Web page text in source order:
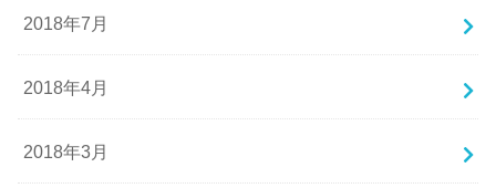
2018年7月
2018年4月
2018年3月